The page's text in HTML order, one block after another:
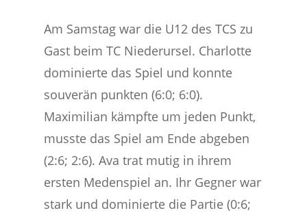
Am Samstag war die U12 des TCS zu
Gast beim TC Niederursel. Charlotte
dominierte das Spiel und konnte
souverän punkten (6:0; 6:0).
Maximilian kämpfte um jeden Punkt,
musste das Spiel am Ende abgeben
(2:6; 2:6). Ava trat mutig in ihrem
ersten Medenspiel an. Ihr Gegner war
stark und dominierte die Partie (0:6;